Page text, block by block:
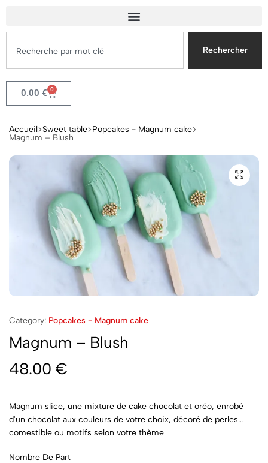
Rechercher
0.00 € 0
Accueil Sweet table Popcakes - Magnum cake
Magnum – Blush
Category: Popcakes - Magnum cake
Magnum – Blush
48.00 €
Magnum slice, une mixture de cake chocolat et oréo, enrobé
d'un chocolat aux couleurs de votre choix, décoré de perles
comestible ou motifs selon votre thème
Nombre De Part